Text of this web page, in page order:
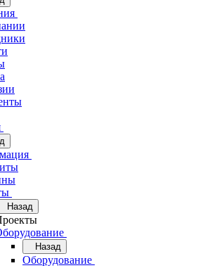
Назад
Назад
Оборудование